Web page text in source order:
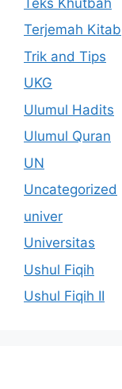
Terjemah Kitab
Trik and Tips
UKG
Ulumul Hadits
Ulumul Quran
UN
Uncategorized
univer
Universitas
Ushul Fiqih
Ushul Fiqih II